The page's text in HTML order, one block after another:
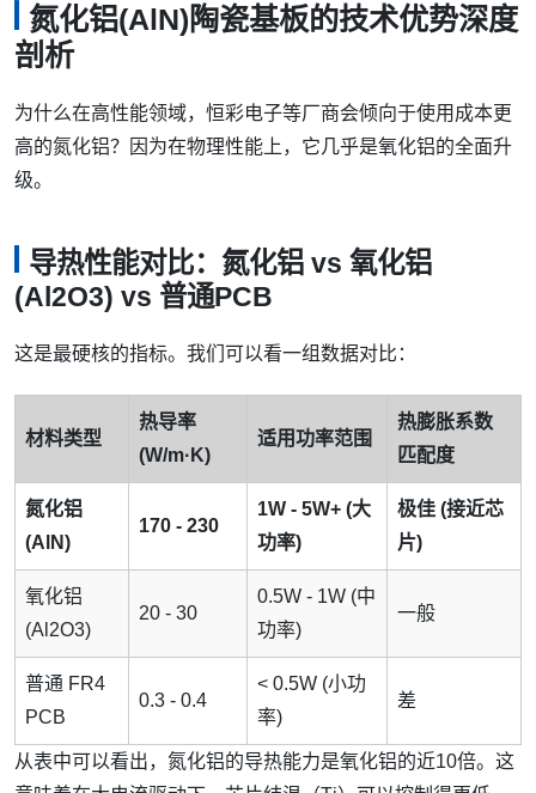
氮化铝(AlN)陶瓷基板的技术优势深度
剖析
为什么在高性能领域，恒彩电子等厂商会倾向于使用成本更
高的氮化铝？因为在物理性能上，它几乎是氧化铝的全面升
级。
导热性能对比：氮化铝 vs 氧化铝
(Al2O3) vs 普通PCB
这是最硬核的指标。我们可以看一组数据对比：
材料类型
热导率
(W/m·K)
适用功率范围
热膨胀系数
匹配度
氮化铝
(AlN)
170 - 230
1W - 5W+ (大
功率)
极佳 (接近芯
片)
氧化铝
(Al2O3)
20 - 30
0.5W - 1W (中
功率)
一般
普通 FR4
PCB
0.3 - 0.4
< 0.5W (小功
率)
差
从表中可以看出，氮化铝的导热能力是氧化铝的近10倍。这